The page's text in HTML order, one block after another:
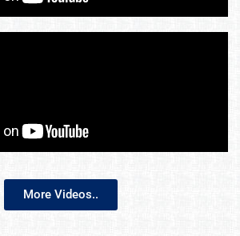
More Videos..